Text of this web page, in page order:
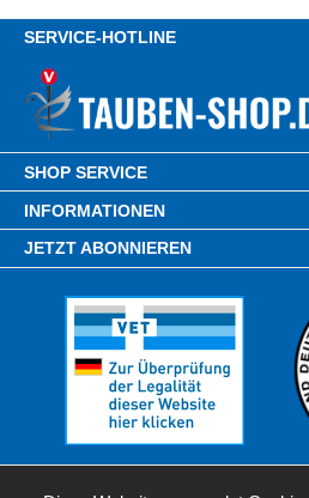
SERVICE-HOTLINE
SHOP SERVICE
INFORMATIONEN
JETZT ABONNIEREN